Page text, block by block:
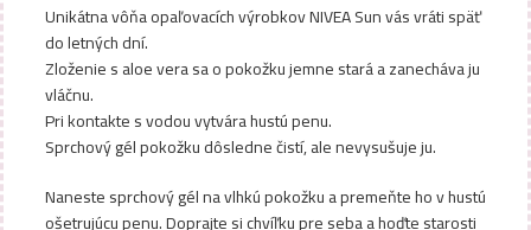
Unikátna vôňa opaľovacích výrobkov NIVEA Sun vás vráti späť
do letných dní.
Zloženie s aloe vera sa o pokožku jemne stará a zanecháva ju
vláčnu.
Pri kontakte s vodou vytvára hustú penu.
Sprchový gél pokožku dôsledne čistí, ale nevysušuje ju.
Naneste sprchový gél na vlhkú pokožku a premeňte ho v hustú
ošetrujúcu penu. Doprajte si chvíľku pre seba a hoďte starosti